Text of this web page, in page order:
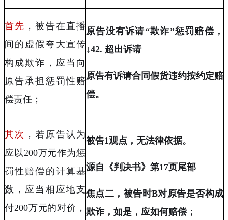
首先 ，被告在直播
间的虚假夸大宣传
构成欺诈，应当向
原告承担惩罚性赔
偿责任；
原告没有诉请“欺诈”惩罚赔偿，
↓42. 超出诉请
原告有诉请合同假货违约按约定赔
偿。
其次 ，若原告认为
应以 200万元作为惩
罚性赔偿的计算基
数，应当相应地支
付200万元的对价 ，
被告1观点，无法律依据。
源自《判决书》第17页尾部
焦点二，被告时B对原告是否构成
欺诈，如是，应如何赔偿；